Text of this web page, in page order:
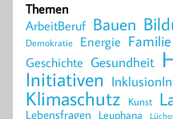
Themen
ArbeitBeruf Bauen
Demokratie Energie Familie
Geschichte Gesundheit
Initiativen
Klimaschutz Kunst
Lebensfragen Leuphana